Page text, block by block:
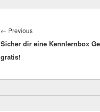
← PreviousPrevious
post:
Sicher dir eine Kennlernbox
gratis!